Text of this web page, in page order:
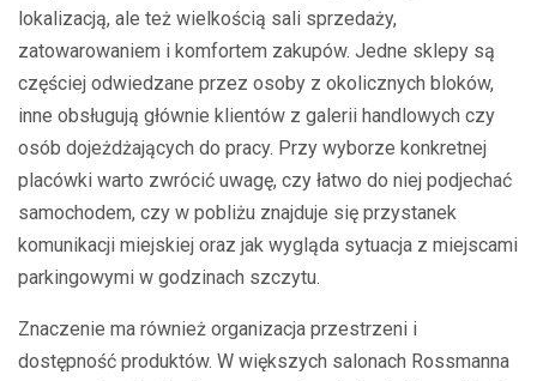
lokalizacją, ale też wielkością sali sprzedaży,
zatowarowaniem i komfortem zakupów. Jedne sklepy są
częściej odwiedzane przez osoby z okolicznych bloków,
inne obsługują głównie klientów z galerii handlowych czy
osób dojeżdżających do pracy. Przy wyborze konkretnej
placówki warto zwrócić uwagę, czy łatwo do niej podjechać
samochodem, czy w pobliżu znajduje się przystanek
komunikacji miejskiej oraz jak wygląda sytuacja z miejscami
parkingowymi w godzinach szczytu.
Znaczenie ma również organizacja przestrzeni i
dostępność produktów. W większych salonach Rossmanna